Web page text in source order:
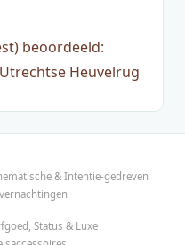
beoordeeld:
Heuvelrug
& Intentie-gedreven
Status & Luxe